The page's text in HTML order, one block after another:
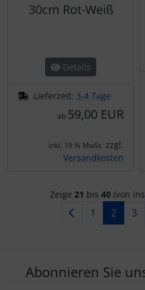
30cm Rot-Weiß
Details
Lieferzeit: 3-4 Tage
ab 59,00 EUR
inkl. 19 % MwSt. zzgl.
Versandkosten
Zeige 21 bis 40(von
1 2 3
Abonnieren Sie